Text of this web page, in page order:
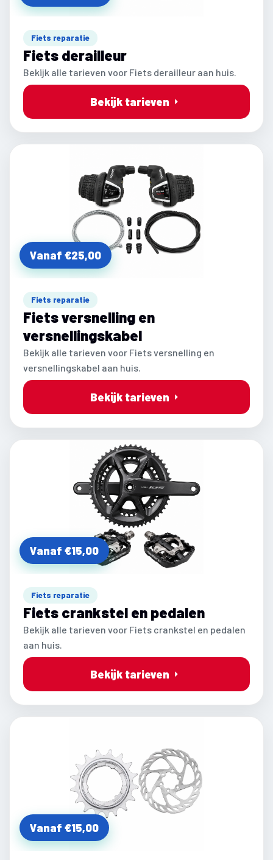
Fiets reparatie
Fiets derailleur
Bekijk alle tarieven voor Fiets derailleur aan huis.
Bekijk tarieven
Vanaf €25,00
Fiets reparatie
Fiets versnelling en
versnellingskabel
Bekijk alle tarieven voor Fiets versnelling en
versnellingskabel aan huis.
Bekijk tarieven
Vanaf €15,00
Fiets reparatie
Fiets crankstel en pedalen
Bekijk alle tarieven voor Fiets crankstel en pedalen
aan huis.
Bekijk tarieven
Vanaf €15,00